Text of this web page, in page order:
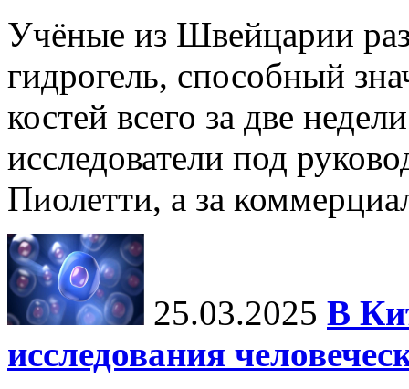
Учёные из Швейцарии
гидрогель, способный
костей всего за две
исследователи под
Пиолетти, а за
25.03.2025 В
исследования